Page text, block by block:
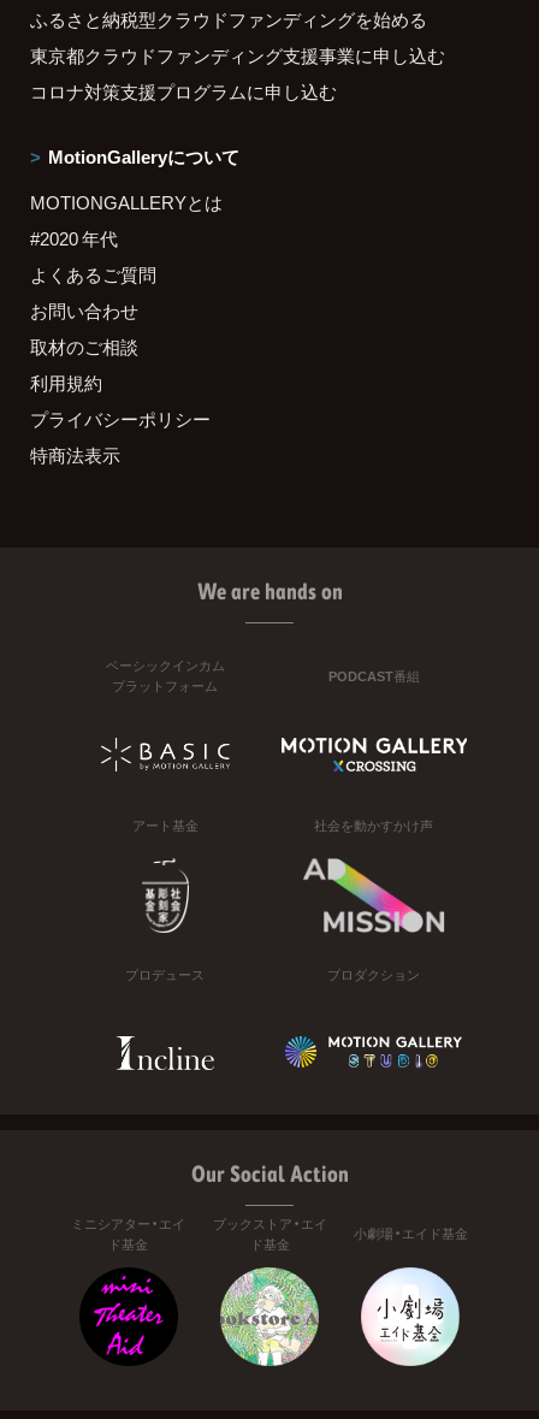
ふるさと納税型クラウドファンディングを始める
東京都クラウドファンディング支援事業に申し込む
コロナ対策支援プログラムに申し込む
MotionGalleryについて
MOTIONGALLERYとは
#2020 年代
よくあるご質問
お問い合わせ
取材のご相談
利用規約
プライバシーポリシー
特商法表示
We are hands on
ベーシックインカム
プラットフォーム
PODCAST番組
アート基金 社会を動かすかけ声
プロデュース プロダクション
Our Social Action
ミニシアター・エイ
ド基金
ブックストア・エイ
ド基金
小劇場・エイド基金